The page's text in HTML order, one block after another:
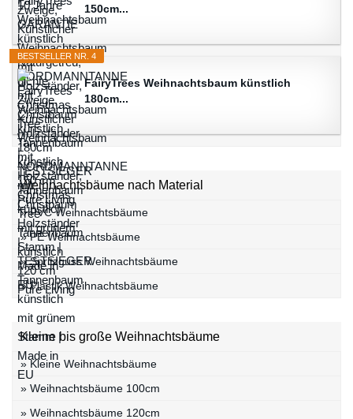
150cm...
BESTSELLER NR. 4
FairyTrees Weihnachtsbaum künstlich
180cm...
Weihnachtsbäume nach Material
» PVC Weihnachtsbäume
» PE Weihnachtsbäume
» Spritzguss Weihnachtsbäume
» Plastik Weihnachtsbäume
Kleine bis große Weihnachtsbäume
» Kleine Weihnachtsbäume
» Weihnachtsbäume 100cm
» Weihnachtsbäume 120cm